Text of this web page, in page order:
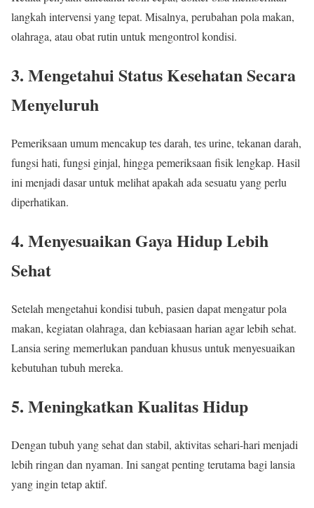
langkah intervensi yang tepat. Misalnya, perubahan pola makan,
olahraga, atau obat rutin untuk mengontrol kondisi.
3. Mengetahui Status Kesehatan Secara
Menyeluruh
Pemeriksaan umum mencakup tes darah, tes urine, tekanan darah,
fungsi hati, fungsi ginjal, hingga pemeriksaan fisik lengkap. Hasil
ini menjadi dasar untuk melihat apakah ada sesuatu yang perlu
diperhatikan.
4. Menyesuaikan Gaya Hidup Lebih
Sehat
Setelah mengetahui kondisi tubuh, pasien dapat mengatur pola
makan, kegiatan olahraga, dan kebiasaan harian agar lebih sehat.
Lansia sering memerlukan panduan khusus untuk menyesuaikan
kebutuhan tubuh mereka.
5. Meningkatkan Kualitas Hidup
Dengan tubuh yang sehat dan stabil, aktivitas sehari-hari menjadi
lebih ringan dan nyaman. Ini sangat penting terutama bagi lansia
yang ingin tetap aktif.